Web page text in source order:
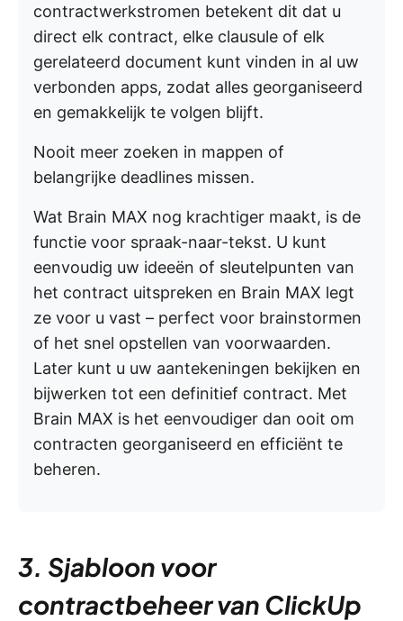
contractwerkstromen betekent dit dat u
direct elk contract, elke clausule of elk
gerelateerd document kunt vinden in al uw
verbonden apps, zodat alles georganiseerd
en gemakkelijk te volgen blijft.
Nooit meer zoeken in mappen of
belangrijke deadlines missen.
Wat Brain MAX nog krachtiger maakt, is de
functie voor spraak-naar-tekst. U kunt
eenvoudig uw ideeën of sleutelpunten van
het contract uitspreken en Brain MAX legt
ze voor u vast – perfect voor brainstormen
of het snel opstellen van voorwaarden.
Later kunt u uw aantekeningen bekijken en
bijwerken tot een definitief contract. Met
Brain MAX is het eenvoudiger dan ooit om
contracten georganiseerd en efficiënt te
beheren.
3. Sjabloon voor
contractbeheer van ClickUp